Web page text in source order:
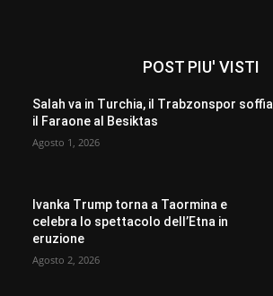
POST PIU' VISTI
Salah va in Turchia, il Trabzonspor soffia
il Faraone al Besiktas
Agosto 1, 2026
Ivanka Trump torna a Taormina e
celebra lo spettacolo dell’Etna in
eruzione
Agosto 2, 2026